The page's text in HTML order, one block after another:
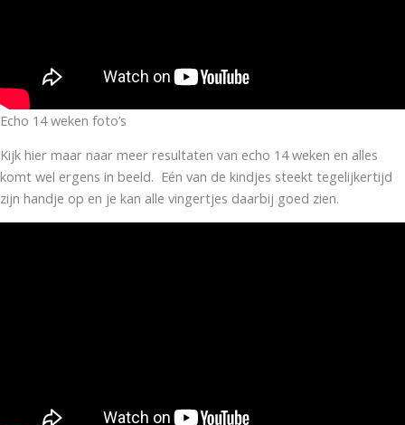
Echo 14 weken foto’s
Kijk hier maar naar meer resultaten van echo 14 weken en alles
komt wel ergens in beeld. Eén van de kindjes steekt tegelijkertijd
zijn handje op en je kan alle vingertjes daarbij goed zien.